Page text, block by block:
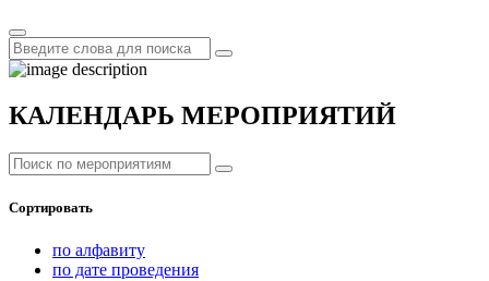
КАЛЕНДАРЬ МЕРОПРИЯТИЙ
Сортировать
по алфавиту
по дате проведения